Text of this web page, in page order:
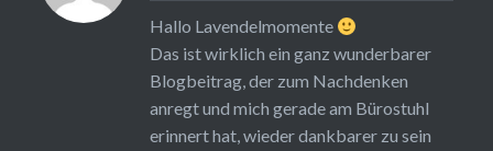
Hallo Lavendelmomente
Das ist wirklich ein ganz wunderbarer
Blogbeitrag, der zum Nachdenken
anregt und mich gerade am Bürostuhl
erinnert hat, wieder dankbarer zu sein